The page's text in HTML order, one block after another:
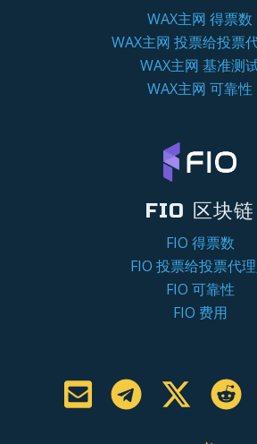
WAX主网 得票数
WAX主网 投票给投票
WAX主网 基准测
WAX主网 可靠性
FIO 区块链
FIO 得票数
FIO 投票给投票代
FIO 可靠性
FIO 费用